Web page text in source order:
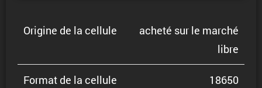
Origine de la cellule
acheté sur le marché
libre
Format de la cellule 18650